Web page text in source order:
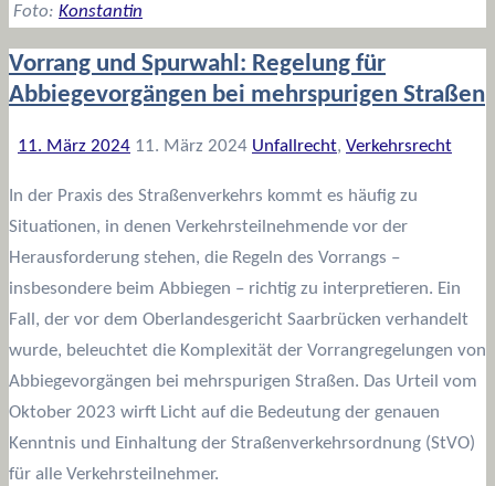
Foto: Konstantin
Vorrang und Spurwahl: Regelung für
Abbiegevorgängen bei mehrspurigen Straßen
11. März 2024 11. März 2024 Unfallrecht, Verkehrsrecht
In der Praxis des Straßenverkehrs kommt es häufig zu
Situationen, in denen Verkehrsteilnehmende vor der
Herausforderung stehen, die Regeln des Vorrangs –
insbesondere beim Abbiegen – richtig zu interpretieren. Ein
Fall, der vor dem Oberlandesgericht Saarbrücken verhandelt
wurde, beleuchtet die Komplexität der Vorrangregelungen von
Abbiegevorgängen bei mehrspurigen Straßen. Das Urteil vom
Oktober 2023 wirft Licht auf die Bedeutung der genauen
Kenntnis und Einhaltung der Straßenverkehrsordnung (StVO)
für alle Verkehrsteilnehmer.